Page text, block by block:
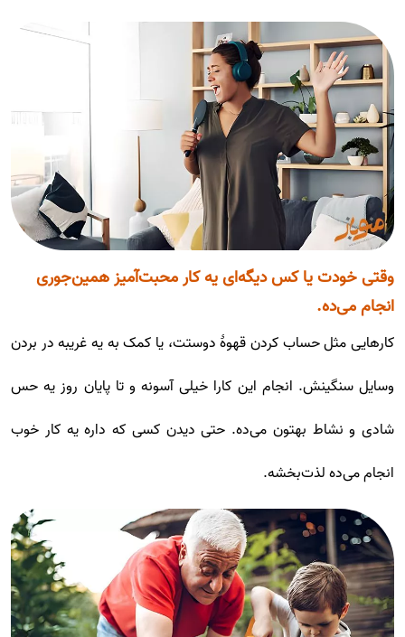
وقتی خودت یا کس دیگه‌ای یه کار محبت‌آمیز همین‌جوری
انجام می‌ده.
کارهایی مثل حساب کردن قهوۀ دوستت، یا کمک به یه غریبه در بردن
وسایل سنگینش. انجام این کارا خیلی آسونه و تا پایان روز یه حس
شادی و نشاط بهتون می‌ده. حتی دیدن کسی که داره یه کار خوب
انجام می‌ده لذت‌بخشه.